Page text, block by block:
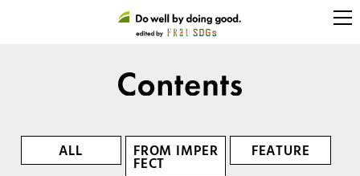
ALL FROM IMPER
FECT
FEATURE